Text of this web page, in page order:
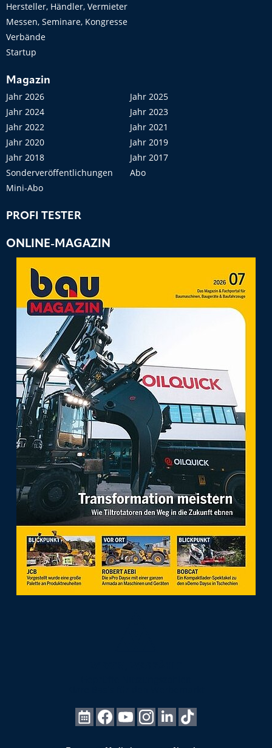
Hersteller, Händler, Vermieter
Messen, Seminare, Kongresse
Verbände
Startup
Magazin
Jahr 2026
Jahr 2025
Jahr 2024
Jahr 2023
Jahr 2022
Jahr 2021
Jahr 2020
Jahr 2019
Jahr 2018
Jahr 2017
Sonderveröffentlichungen
Abo
Mini-Abo
PROFI TESTER
ONLINE-MAGAZIN